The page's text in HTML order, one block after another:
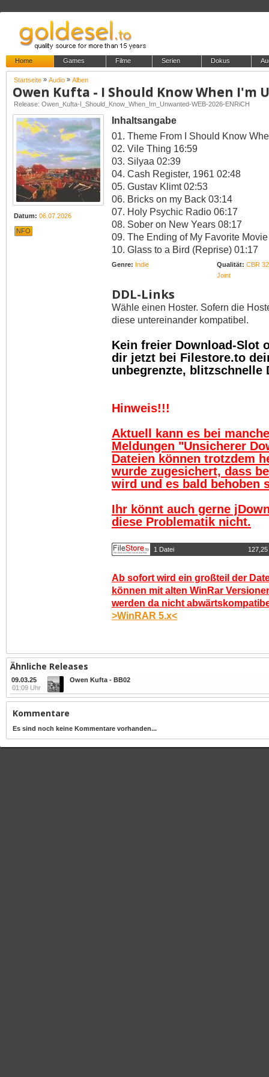
Home Games Filme Serien Dokus
Startseite » Audio » Alben
Owen Kufta - I Should Know When I'm
Release: Owen_Kufta-I_Should_Know_When_Im_Unwanted-WEB-2026-ENRiCH
Datum: 06.07.2026
NFO
Inhaltsangabe
01. Theme From I Should Know
02. Vile Thing 16:59
03. Silyaa 02:39
04. Cash Register, 1961 02:48
05. Gustav Klimt 02:53
06. Bricks on my Back 03:14
07. Holy Psychic Radio 06:17
08. Sober on New Years 08:17
09. The Ending of My Favorite
10. Glass to a Bird (Reprise) 01:17
Genre: Indie Qualität: CBR
Joint
DDL-Links
Wähle einen Hoster. Sofern die
diese untereinander kompatibel.
Kein freier Download-Slot
dir jetzt bei Filestore.to
unbegrenzte, blitzschnelle
Hinweis!!!
Aktuell kann es bei
Meldungen "Unsicherer
Dateien können trotzdem
wurde zugesichert, dass
wird und es bald behoben
Ihr könnt auch gerne
diese Problematik nicht.
1 Datei
Ab sofort wird ein großteil der
können mit alten WinRar
werden da nicht
>WinRAR 5.x<
Ähnliche Releases
09.03.25
01:09 Uhr
Owen Kufta - BB02
Kommentare
Es sind noch keine Kommentare vorhanden...